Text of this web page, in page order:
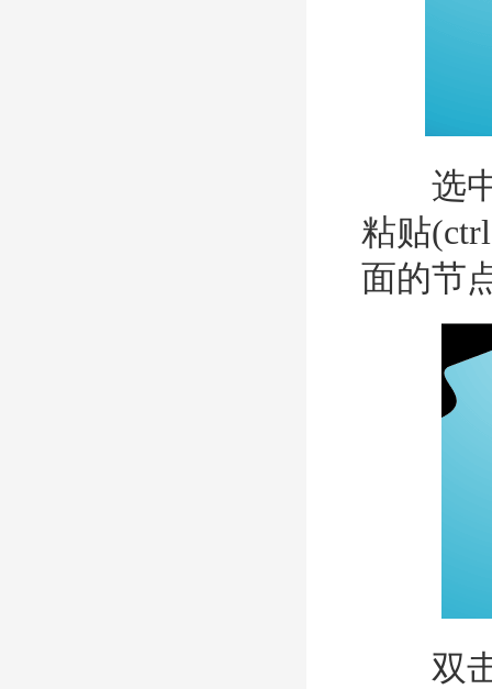
选中
粘贴
面的节
双击